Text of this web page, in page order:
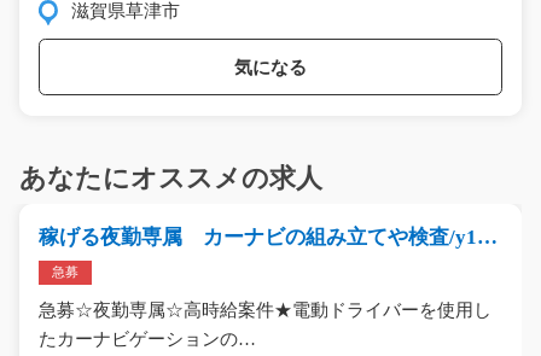
滋賀県草津市
気になる
あなたにオススメの求人
稼げる夜勤専属 カーナビの組み立てや検査/y11_
00380
急募
急募☆夜勤専属☆高時給案件★電動ドライバーを使用し
たカーナビゲーションの…